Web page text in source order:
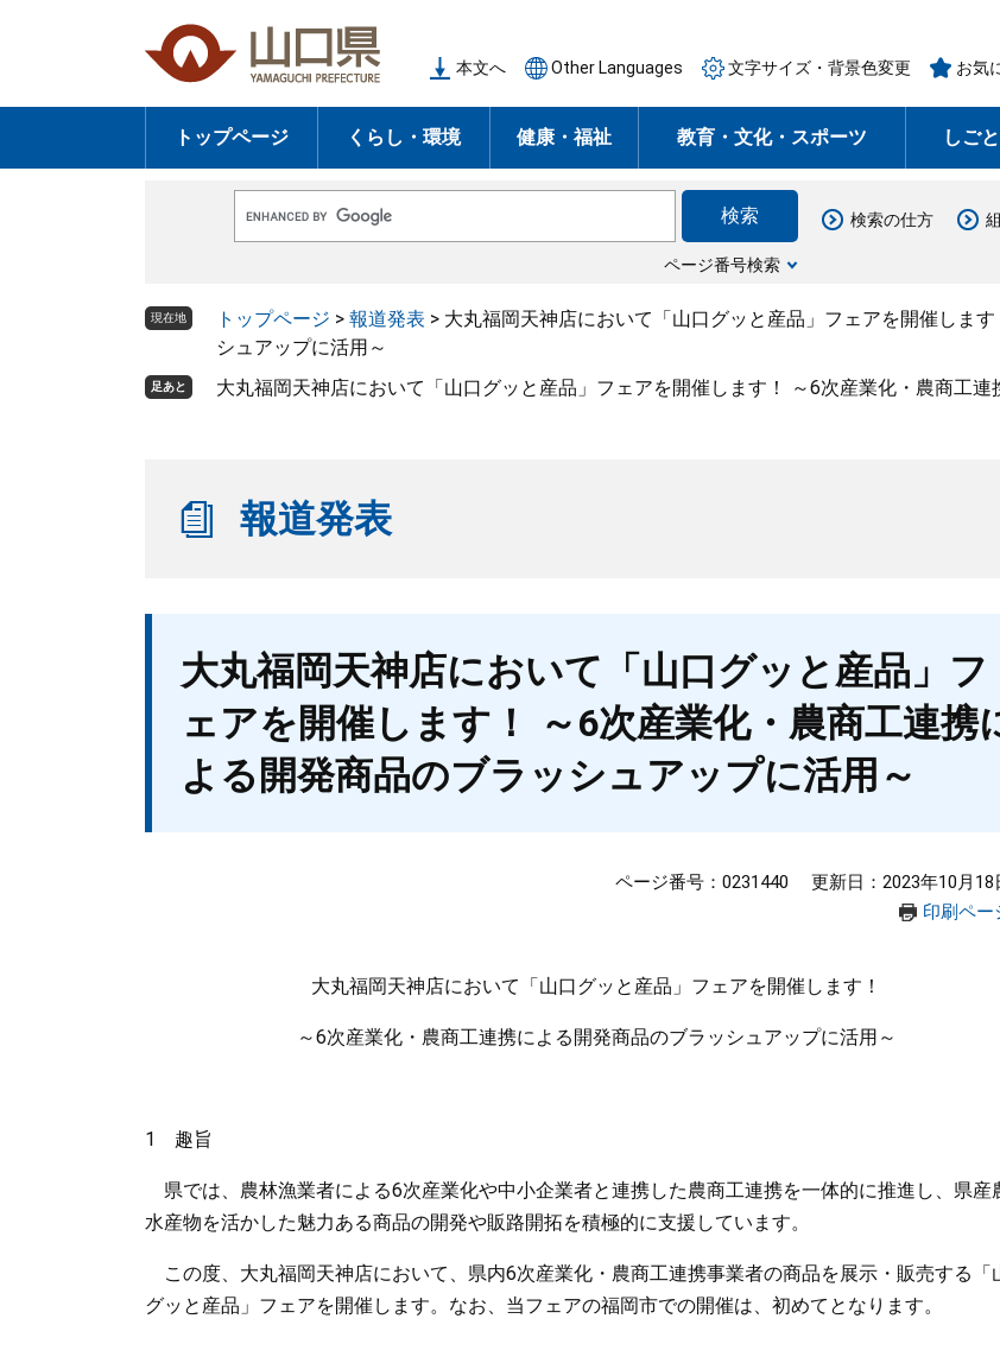
の
頭
ー
飛
本文へ Other Languages 文字サイズ・背景色変更 お気
トップページ くらし・環境 健康・福祉 教育・文化・スポーツ しご
o
e
カ
ス
タ
ム
ページ番号検索
検索の仕方
現在地 トップページ > 報道発表 > 大丸福岡天神店において「山口グッと産品」フェアを開催しま
シュアップに活用～
足あと 大丸福岡天神店において「山口グッと産品」フェアを開催します！ ～6次産業化・農商工
報道発表
大丸福岡天神店において「山口グッと産品」フ
ェアを開催します！ ～6次産業化・農商工連携
よる開発商品のブラッシュアップに活用～
ページ番号：0231440
更新日：2023年10月18
印刷ペー
大丸福岡天神店において「山口グッと産品」フェアを開催します！
～6次産業化・農商工連携による開発商品のブラッシュアップに活用～
1 趣旨
県では、農林漁業者による6次産業化や中小企業者と連携した農商工連携を一体的に推進し、県産
水産物を活かした魅力ある商品の開発や販路開拓を積極的に支援しています。
この度、大丸福岡天神店において、県内6次産業化・農商工連携事業者の商品を展示・販売する「
グッと産品」フェアを開催します。なお、当フェアの福岡市での開催は、初めてとなります。